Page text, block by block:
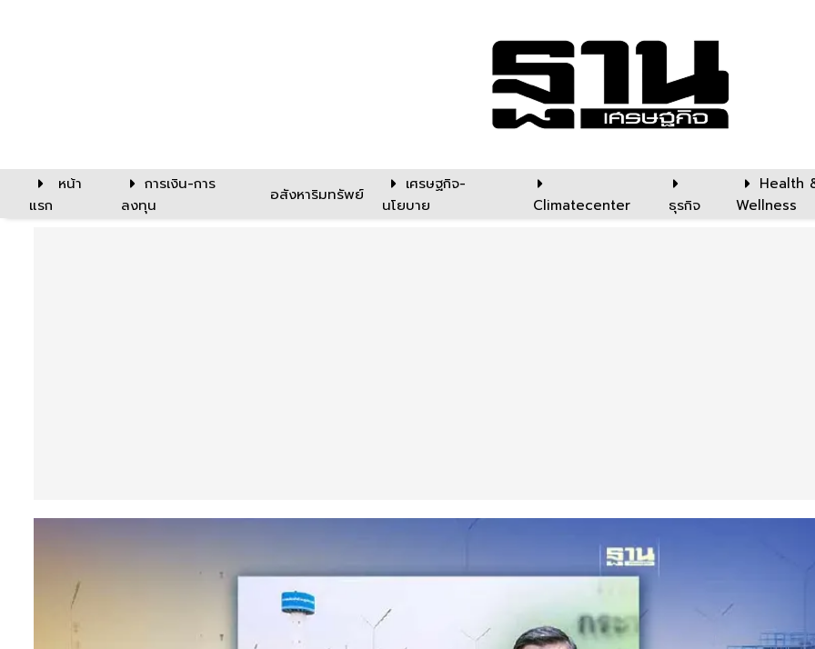
หน้า
แรก
การเงิน-การ
ลงทุน
อสังหาริมทรัพย์
เศรษฐกิจ-
นโยบาย
Climatecenter ธุรกิจ
Health
Wellness